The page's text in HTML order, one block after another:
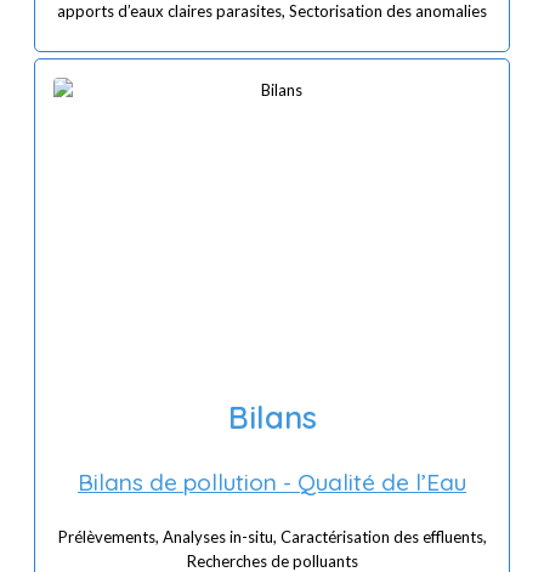
apports d’eaux claires parasites, Sectorisation des anomalies
Bilans
Bilans de pollution - Qualité de l’Eau
Prélèvements, Analyses in-situ, Caractérisation des effluents,
Recherches de polluants